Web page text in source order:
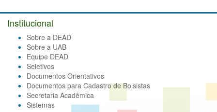
Institucional
Sobre a DEAD
Sobre a UAB
Equipe DEAD
Seletivos
Documentos Orientativos
Documentos para Cadastro de Bolsistas
Secretaria Acadêmica
Sistemas